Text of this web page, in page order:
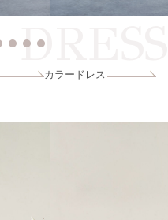
DRESS
カラードレス